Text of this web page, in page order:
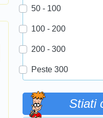
50 - 100
100 - 200
200 - 300
Peste 300
Stiati